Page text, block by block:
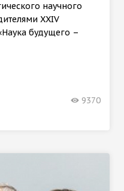
научного
XXIV
будущего –
9370